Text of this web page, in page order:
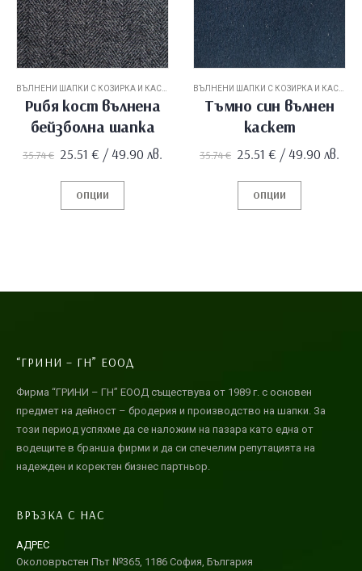
Рибя кост вълнена
бейзболна шапка
35.74€ Original
was:
35.74 €.
25.51 €Текущата
цена
е:
25.51 €.
/ 49.90 лв.
ОПЦИИ
Тъмно син вълнен
каскет
35.74€ Original
was:
35.74 €.
25.51 €Текущата
цена
е:
25.51 €.
/ 49.90 лв.
ОПЦИИ
“ГРИНИ – ГН” ЕООД
Фирма “ГРИНИ – ГН” ЕООД съществува от 1989 г. с основен
предмет на дейност – бродерия и производство на шапки. За
този период успяхме да се наложим на пазара като една от
водещите в бранша фирми и да си спечелим репутацията на
надежден и коректен бизнес партньор.
ВРЪЗКА С НАС
АДРЕС
Околовръстен Път №365, 1186 София, България